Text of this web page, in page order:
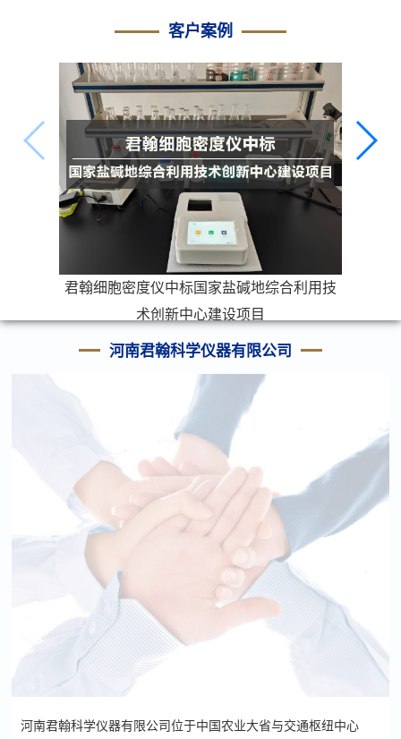
客户案例
君翰细胞密度仪中标国家盐碱地综合利用技
术创新中心建设项目
河南君翰科学仪器有限公司
河南君翰科学仪器有限公司位于中国农业大省与交通枢纽中心